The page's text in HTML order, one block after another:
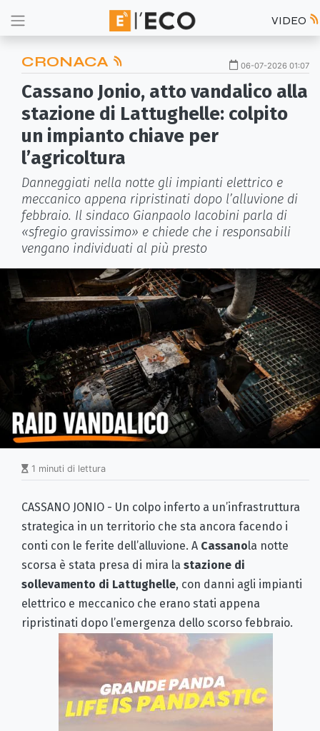
VIDEO
CRONACA 06-07-2026 01:07
Cassano Jonio, atto vandalico alla
stazione di Lattughelle: colpito
un impianto chiave per
l’agricoltura
Danneggiati nella notte gli impianti elettrico e
meccanico appena ripristinati dopo l’alluvione di
febbraio. Il sindaco Gianpaolo Iacobini parla di
«sfregio gravissimo» e chiede che i responsabili
vengano individuati al più presto
1 minuti di lettura
CASSANO JONIO - Un colpo inferto a un’infrastruttura
strategica in un territorio che sta ancora facendo i
conti con le ferite dell’alluvione. A Cassanola notte
scorsa è stata presa di mira la stazione di
sollevamento di Lattughelle, con danni agli impianti
elettrico e meccanico che erano stati appena
ripristinati dopo l’emergenza dello scorso febbraio.